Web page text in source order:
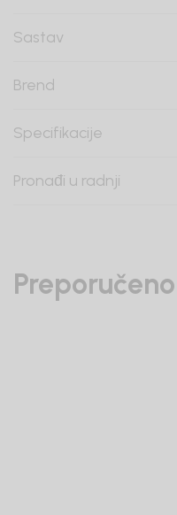
Sastav
Brend
Specifikacije
Pronađi u radnji
Preporučeno